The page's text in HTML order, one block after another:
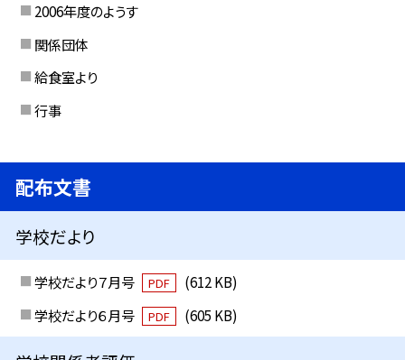
2006年度のようす
関係団体
給食室より
行事
配布文書
学校だより
学校だより７月号 PDF
(612 KB)
学校だより６月号
PDF (605 KB)